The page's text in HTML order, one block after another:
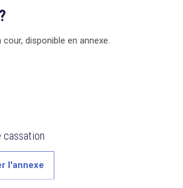
cour, disponible en annexe.
cassation
l'annexe